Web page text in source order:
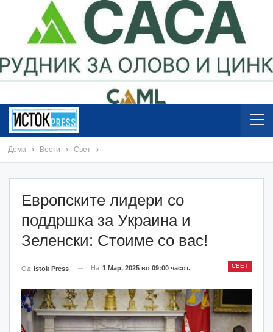
Дома Вести Свет
Европските лидери со
поддршка за Украина и
Зеленски: Стоиме со вас!
СВЕТ
Од Istok Press На 1 Мар, 2025 во 09:00 часот.